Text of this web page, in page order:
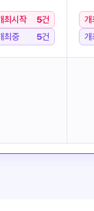
최시작 5건
최중
5건
개
개